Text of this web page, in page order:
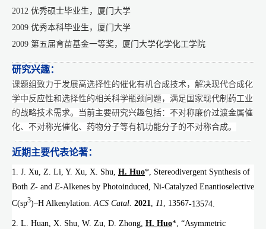
2012 优秀硕士毕业生，厦门大学
2009 优秀本科毕业生，厦门大学
2009 第五届育苗基金一等奖，厦门大学化学化工学院
研究兴趣：
课题组致力于发展高选择性的催化有机合成技术，解决现代合成化
学中反应性和选择性的相关科学瓶颈问题，满足国家现代制药工业
的战略技术需求。当前主要研究兴趣包括：不对称廉价过渡金属催
化、不对称光催化、药物分子等有机功能分子的不对称合成。
近期主要代表论著：
1. J. Xu, Z. Li, Y. Xu, X. Shu, H. Huo*, Stereodivergent Synthesis of
Both Z- and E-Alkenes by Photoinduced, Ni-Catalyzed Enantioselective
C(sp3)–H Alkenylation.ACS Catal. 2021, 11, 13567-13574.
2. L. Huan, X. Shu, W. Zu, D. Zhong, H. Huo*, “Asymmetric